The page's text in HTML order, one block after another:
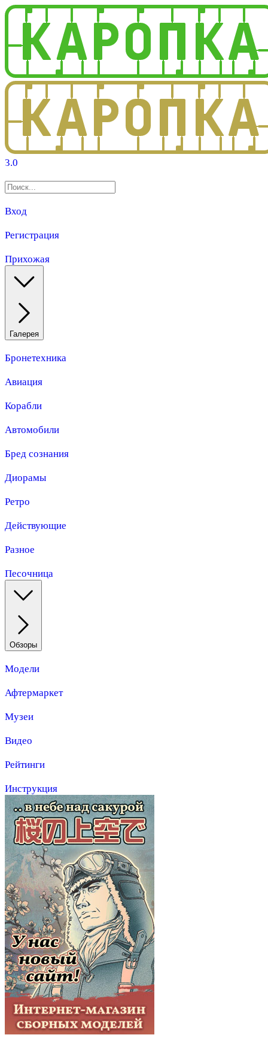
3.0
Вход
Регистрация
Прихожая
Галерея
Бронетехника
Авиация
Корабли
Автомобили
Бред сознания
Диорамы
Ретро
Действующие
Разное
Песочница
Обзоры
Модели
Афтермаркет
Музеи
Видео
Рейтинги
Инструкция